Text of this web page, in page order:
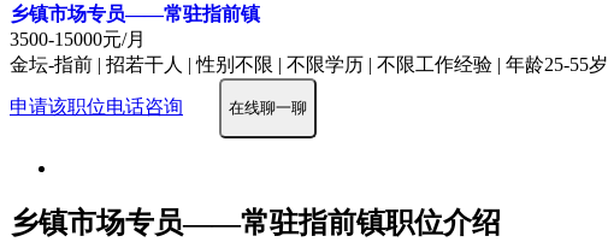
乡镇市场专员——常驻指前镇
3500-15000元/月
金坛-指前 | 招若干人 | 性别不限 | 不限学历 | 不限工作经验 | 年龄25-55岁
申请该职位电话咨询 在线聊一聊
乡镇市场专员——常驻指前镇职位介绍